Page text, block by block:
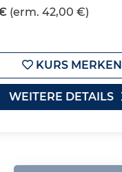
(erm. 42,00 €)
KURS MERKEN
WEITERE DETAILS